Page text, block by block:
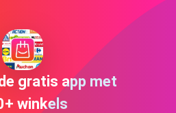
gratis app met
winkels